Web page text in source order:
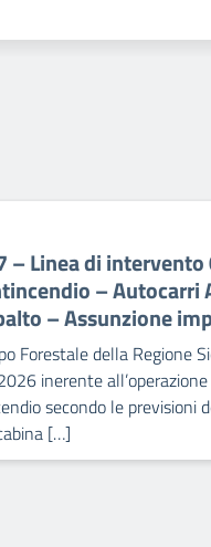
– Linea di
– Autocarri
– Assunzione
Forestale della Regione
inerente all’operazione
secondo le previsioni
[…]